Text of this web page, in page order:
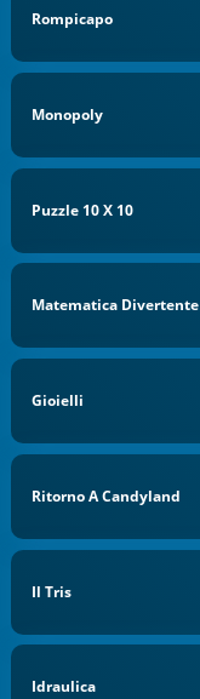
Rompicapo
Monopoly
Puzzle 10 X 10
Matematica Divertente
Gioielli
Ritorno A Candyland
Il Tris
Idraulica